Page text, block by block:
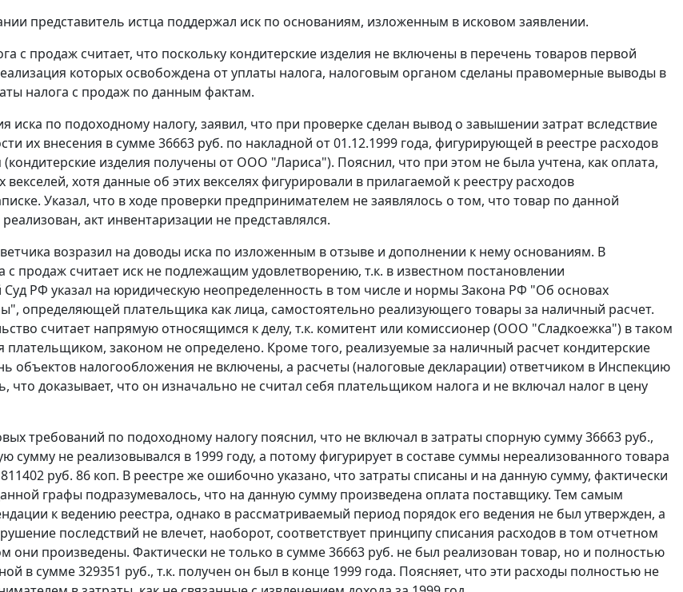
представитель истца поддержал иск по основаниям, изложенным в исковом заявлении.
с продаж считает, что поскольку кондитерские изделия не включены в перечень товаров первой
которых освобождена от уплаты налога, налоговым органом сделаны правомерные выводы в
налога с продаж по данным фактам.
иска по подоходному налогу, заявил, что при проверке сделан вывод о завышении затрат вследствие
их внесения в сумме 36663 руб. по накладной от 01.12.1999 года, фигурирующей в реестре расходов
изделия получены от ООО "Лариса"). Пояснил, что при этом не была учтена, как оплата,
хотя данные об этих векселях фигурировали в прилагаемой к реестру расходов
Указал, что в ходе проверки предпринимателем не заявлялось о том, что товар по данной
акт инвентаризации не представлялся.
возразил на доводы иска по изложенным в отзыве и дополнении к нему основаниям. В
с продаж считает иск не подлежащим удовлетворению, т.к. в известном постановлении
РФ указал на юридическую неопределенность в том числе и нормы Закона РФ "Об основах
определяющей плательщика как лица, самостоятельно реализующего товары за наличный расчет.
считает напрямую относящимся к делу, т.к. комитент или комиссионер (ООО "Сладкоежка") в таком
плательщиком, законом не определено. Кроме того, реализуемые за наличный расчет кондитерские
объектов налогообложения не включены, а расчеты (налоговые декларации) ответчиком в Инспекцию
что доказывает, что он изначально не считал себя плательщиком налога и не включал налог в цену
требований по подоходному налогу пояснил, что не включал в затраты спорную сумму 36663 руб.,
сумму не реализовывался в 1999 году, а потому фигурирует в составе суммы нереализованного товара
руб. 86 коп. В реестре же ошибочно указано, что затраты списаны и на данную сумму, фактически
графы подразумевалось, что на данную сумму произведена оплата поставщику. Тем самым
к ведению реестра, однако в рассматриваемый период порядок его ведения не был утвержден, а
последствий не влечет, наоборот, соответствует принципу списания расходов в том отчетном
они произведены. Фактически не только в сумме 36663 руб. не был реализован товар, но и полностью
в сумме 329351 руб., т.к. получен он был в конце 1999 года. Поясняет, что эти расходы полностью не